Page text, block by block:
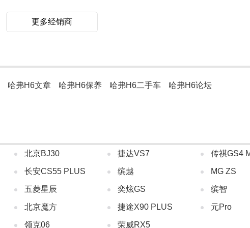
更多经销商
哈弗H6文章 哈弗H6保养 哈弗H6二手车
哈弗H6论坛
北京BJ30 捷达VS7 传祺GS4
长安CS55 PLUS 缤越 MG ZS
五菱星辰 奕炫GS 缤智
北京魔方 捷途X90 PLUS 元Pro
领克06 荣威RX5